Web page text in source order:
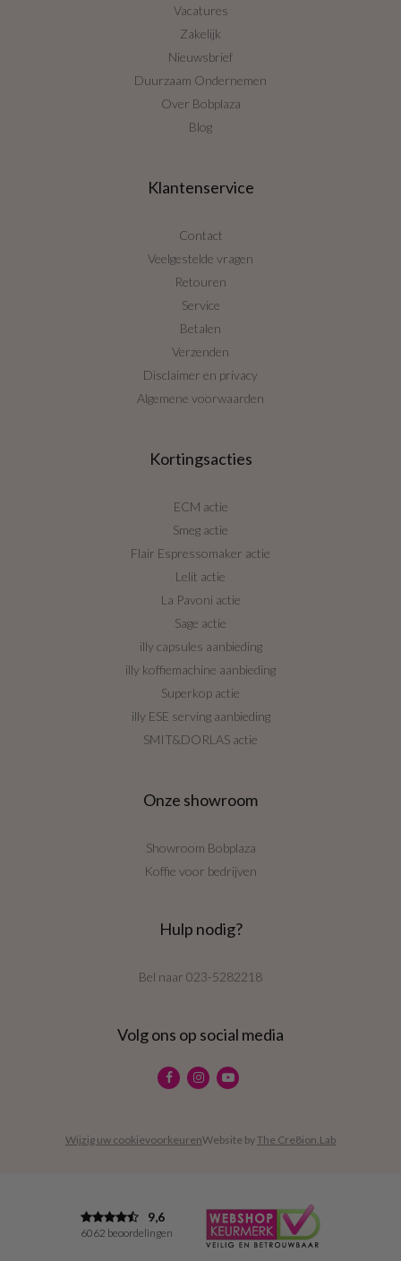
Vacatures
Zakelijk
Nieuwsbrief
Duurzaam Ondernemen
Over Bobplaza
Blog
Klantenservice
Contact
Veelgestelde vragen
Retouren
Service
Betalen
Verzenden
Disclaimer en privacy
Algemene voorwaarden
Kortingsacties
ECM actie
Smeg actie
Flair Espressomaker actie
Lelit actie
La Pavoni actie
Sage actie
illy capsules aanbieding
illy koffiemachine aanbieding
Superkop actie
illy ESE serving aanbieding
SMIT&DORLAS actie
Onze showroom
Showroom Bobplaza
Koffie voor bedrijven
Hulp nodig?
Bel naar 023-5282218
Volg ons op social media
Wijzig uw cookievoorkeurenWebsite byThe Cre8ion.Lab
9,6
6062 beoordelingen